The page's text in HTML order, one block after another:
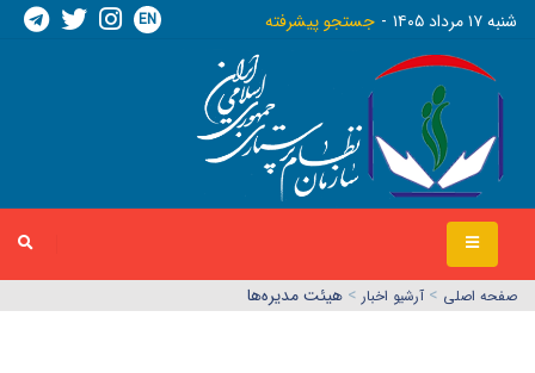
شنبه ١٧ مرداد ١٤٠٥ جستجو پیشرفته EN
صفحه اصلي > آرشیو اخبار > هیئت مدیره‌ها